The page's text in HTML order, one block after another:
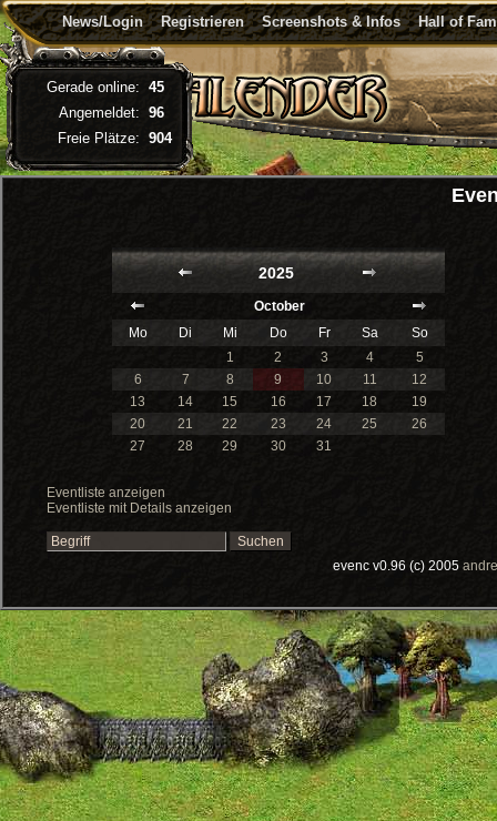
News/Login Registrieren Screenshots & Infos Hall of
2025
October
Mo
Di Mi Do Fr Sa
So
1
2 3 4
5
6
7 8 9 10 11
12
13
14 15 16 17 18
19
20
21 22 23 24 25
26
27
28 29 30 31
Eventliste anzeigen
Eventliste mit Details anzeigen
evenc v0.96 (c) 2005
Gerade online: 45
Angemeldet: 96
Freie Plätze: 904